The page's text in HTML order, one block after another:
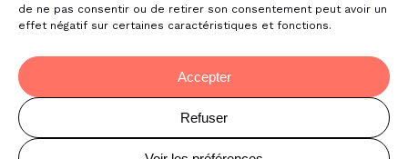
de ne pas consentir ou de retirer son consentement peut avoir un
effet négatif sur certaines caractéristiques et fonctions.
Accepter
Refuser
2 place de la Liberté
31470 Saint-Lys
06 52 05 69 65
© Copyright Chris Class' Chic & Charm'